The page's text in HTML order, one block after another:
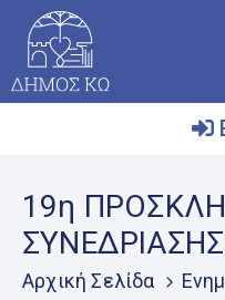
Δήμος
Το
Νησί
19η
Αρχική Σελίδα